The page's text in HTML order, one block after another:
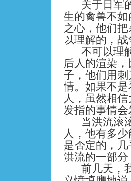
关于日军
生的禽兽不
之心，他们
以理解的，战
不可以理
后人的渲染
子，他们用
情。如果不
人，虽然相
发指的事情
当洪流滚
人，他有多
是否定的，
洪流的一部
前几天，